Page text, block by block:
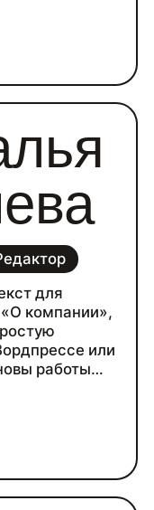
для
компании»,
или
работы
на заказ.